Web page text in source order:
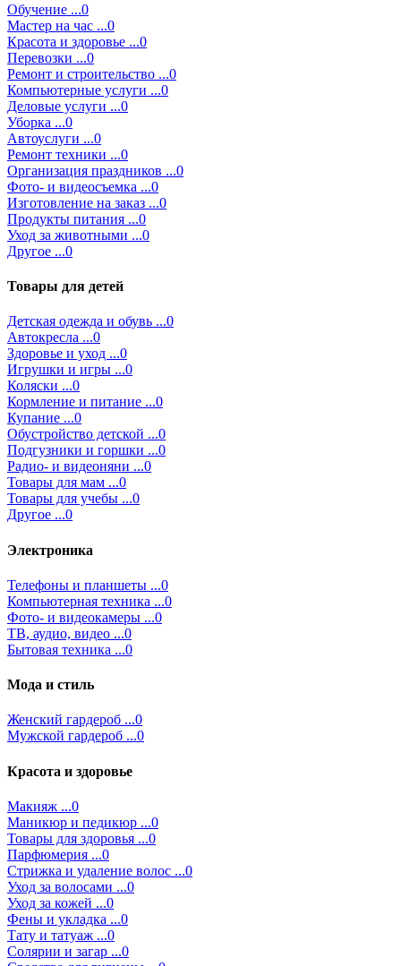
Обучение ...0
Мастер на час ...0
Красота и здоровье ...0
Перевозки ...0
Ремонт и строительство ...0
Компьютерные услуги ...0
Деловые услуги ...0
Уборка ...0
Автоуслуги ...0
Ремонт техники ...0
Организация праздников ...0
Фото- и видеосъемка ...0
Изготовление на заказ ...0
Продукты питания ...0
Уход за животными ...0
Другое ...0
Товары для детей
Детская одежда и обувь ...0
Автокресла ...0
Здоровье и уход ...0
Игрушки и игры ...0
Коляски ...0
Кормление и питание ...0
Купание ...0
Обустройство детской ...0
Подгузники и горшки ...0
Радио- и видеоняни ...0
Товары для мам ...0
Товары для учебы ...0
Другое ...0
Электроника
Телефоны и планшеты ...0
Компьютерная техника ...0
Фото- и видеокамеры ...0
ТВ, аудио, видео ...0
Бытовая техника ...0
Мода и стиль
Женский гардероб ...0
Мужской гардероб ...0
Красота и здоровье
Макияж ...0
Маникюр и педикюр ...0
Товары для здоровья ...0
Парфюмерия ...0
Стрижка и удаление волос ...0
Уход за волосами ...0
Уход за кожей ...0
Фены и укладка ...0
Тату и татуаж ...0
Солярии и загар ...0